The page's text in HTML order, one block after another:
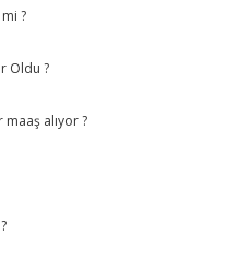
?
Oldu ?
maaş alıyor ?